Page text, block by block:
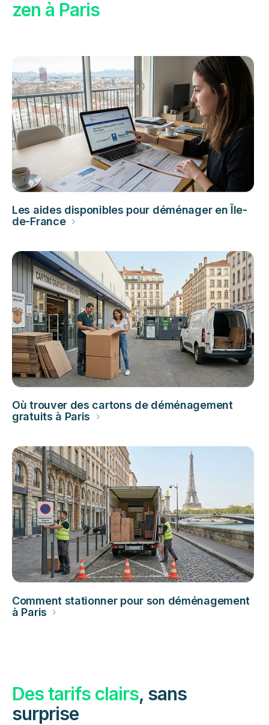
zen à Paris
Les aides disponibles pour déménager en Île-
de-France ›
Où trouver des cartons de déménagement
gratuits à Paris ›
Comment stationner pour son déménagement
à Paris ›
Des tarifs clairs, sans
surprise